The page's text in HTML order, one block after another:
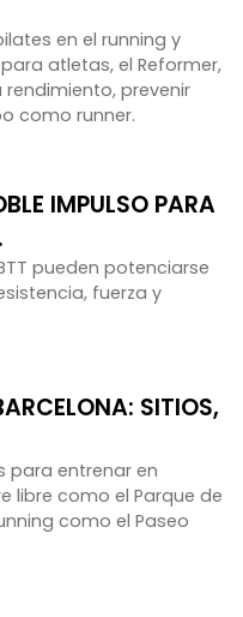
en el running y
atletas, el Reformer,
prevenir
como runner.
IMPULSO PARA
pueden potenciarse
fuerza y
SITIOS,
para entrenar en
libre como el Parque de
como el Paseo